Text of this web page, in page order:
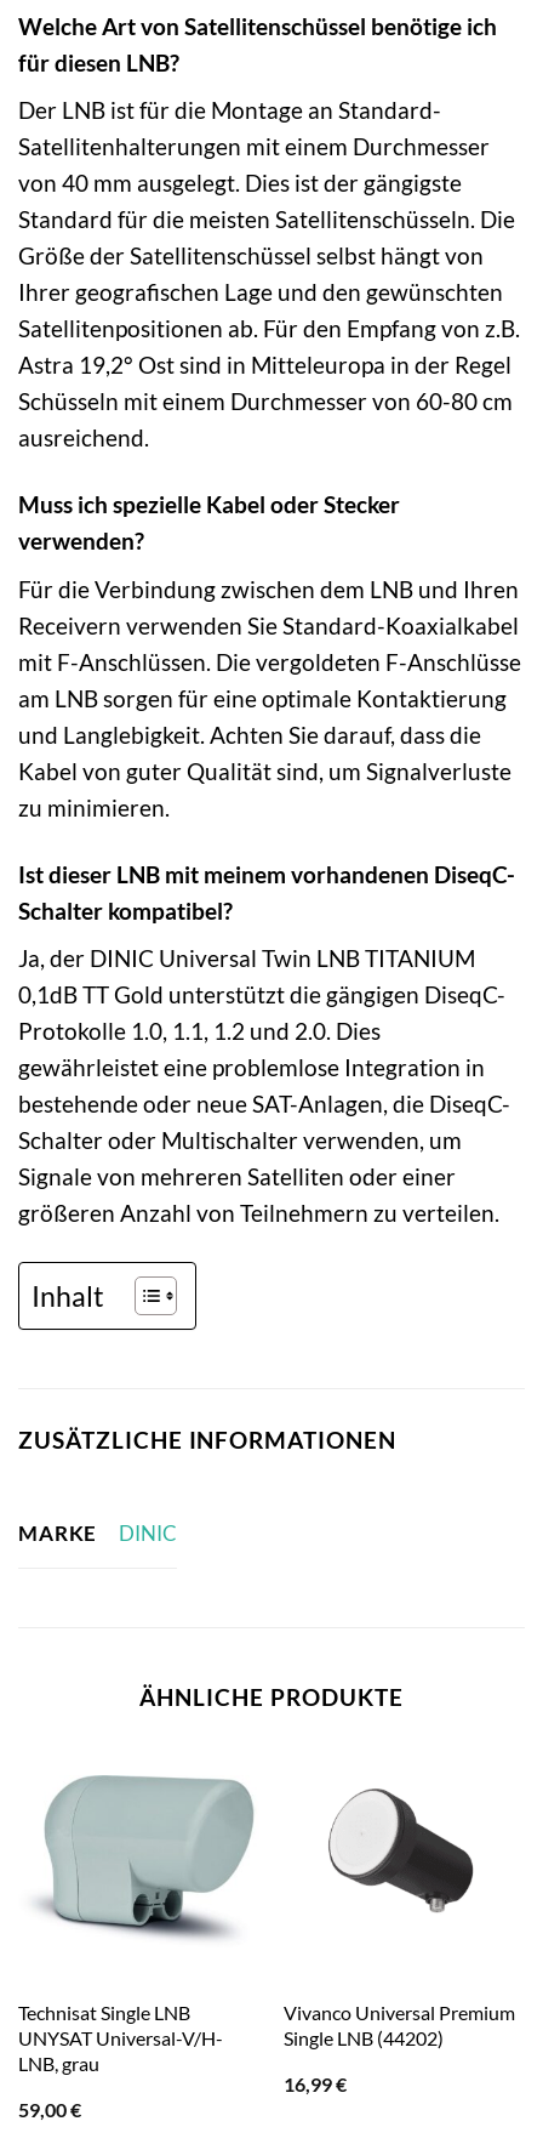
Welche Art von Satellitenschüssel benötige ich
für diesen LNB?
Der LNB ist für die Montage an Standard-
Satellitenhalterungen mit einem Durchmesser
von 40 mm ausgelegt. Dies ist der gängigste
Standard für die meisten Satellitenschüsseln. Die
Größe der Satellitenschüssel selbst hängt von
Ihrer geografischen Lage und den gewünschten
Satellitenpositionen ab. Für den Empfang von z.B.
Astra 19,2° Ost sind in Mitteleuropa in der Regel
Schüsseln mit einem Durchmesser von 60-80 cm
ausreichend.
Muss ich spezielle Kabel oder Stecker
verwenden?
Für die Verbindung zwischen dem LNB und Ihren
Receivern verwenden Sie Standard-Koaxialkabel
mit F-Anschlüssen. Die vergoldeten F-Anschlüsse
am LNB sorgen für eine optimale Kontaktierung
und Langlebigkeit. Achten Sie darauf, dass die
Kabel von guter Qualität sind, um Signalverluste
zu minimieren.
Ist dieser LNB mit meinem vorhandenen DiseqC-
Schalter kompatibel?
Ja, der DINIC Universal Twin LNB TITANIUM
0,1dB TT Gold unterstützt die gängigen DiseqC-
Protokolle 1.0, 1.1, 1.2 und 2.0. Dies
gewährleistet eine problemlose Integration in
bestehende oder neue SAT-Anlagen, die DiseqC-
Schalter oder Multischalter verwenden, um
Signale von mehreren Satelliten oder einer
größeren Anzahl von Teilnehmern zu verteilen.
Inhalt
ZUSÄTZLICHE INFORMATIONEN
MARKE DINIC
ÄHNLICHE PRODUKTE
Technisat Single LNB
UNYSAT Universal-V/H-
LNB, grau
59,00€
Vivanco Universal Premium
Single LNB (44202)
16,99€